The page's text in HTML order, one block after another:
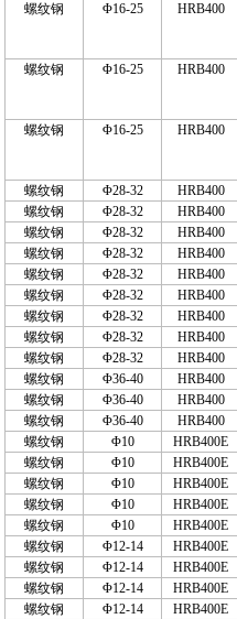
螺纹钢 Φ16-25 HRB400
螺纹钢 Φ16-25 HRB400
螺纹钢 Φ16-25 HRB400
螺纹钢 Φ28-32 HRB400
螺纹钢
Φ28-32 HRB400
螺纹钢
Φ28-32 HRB400
螺纹钢
Φ28-32 HRB400
螺纹钢
Φ28-32 HRB400
螺纹钢
Φ28-32 HRB400
螺纹钢
Φ28-32 HRB400
螺纹钢
Φ28-32 HRB400
螺纹钢
Φ28-32 HRB400
螺纹钢
Φ36-40 HRB400
螺纹钢
Φ36-40 HRB400
螺纹钢
Φ36-40 HRB400
螺纹钢
Φ10 HRB400E
螺纹钢
Φ10 HRB400E
螺纹钢
Φ10 HRB400E
螺纹钢
Φ10 HRB400E
螺纹钢
Φ10 HRB400E
螺纹钢
Φ12-14 HRB400E
螺纹钢
Φ12-14 HRB400E
螺纹钢
Φ12-14 HRB400E
螺纹钢
Φ12-14 HRB400E